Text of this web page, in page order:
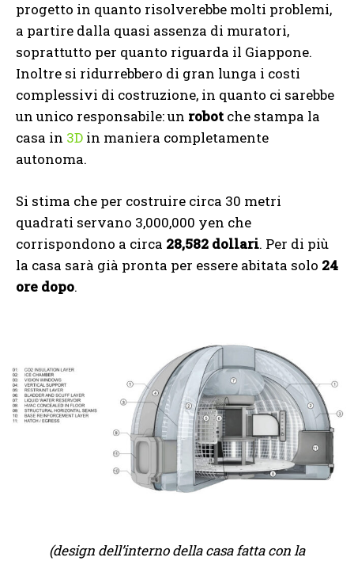
progetto in quanto risolverebbe molti problemi,
a partire dalla quasi assenza di muratori,
soprattutto per quanto riguarda il Giappone.
Inoltre si ridurrebbero di gran lunga i costi
complessivi di costruzione, in quanto ci sarebbe
un unico responsabile: un robot che stampa la
casa in 3D in maniera completamente
autonoma.
Si stima che per costruire circa 30 metri
quadrati servano 3,000,000 yen che
corrispondono a circa 28,582 dollari. Per di più
la casa sarà già pronta per essere abitata solo 24
ore dopo.
(design dell’interno della casa fatta con la